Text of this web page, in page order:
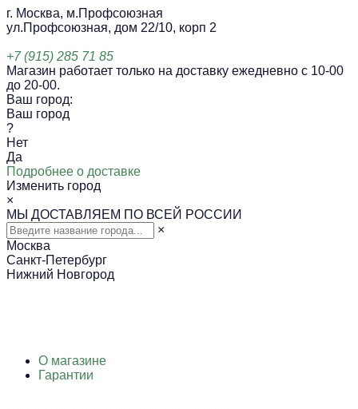
г. Москва, м.Профсоюзная
ул.Профсоюзная, дом 22/10, корп 2
+7 (915) 285 71 85
Магазин работает только на доставку ежедневно с 10-00
до 20-00.
Ваш город:
Ваш город
?
Нет
Да
Подробнее о доставке
Изменить город
×
МЫ ДОСТАВЛЯЕМ ПО ВСЕЙ РОССИИ
×
Москва
Санкт-Петербург
Нижний Новгород
О магазине
Гарантии